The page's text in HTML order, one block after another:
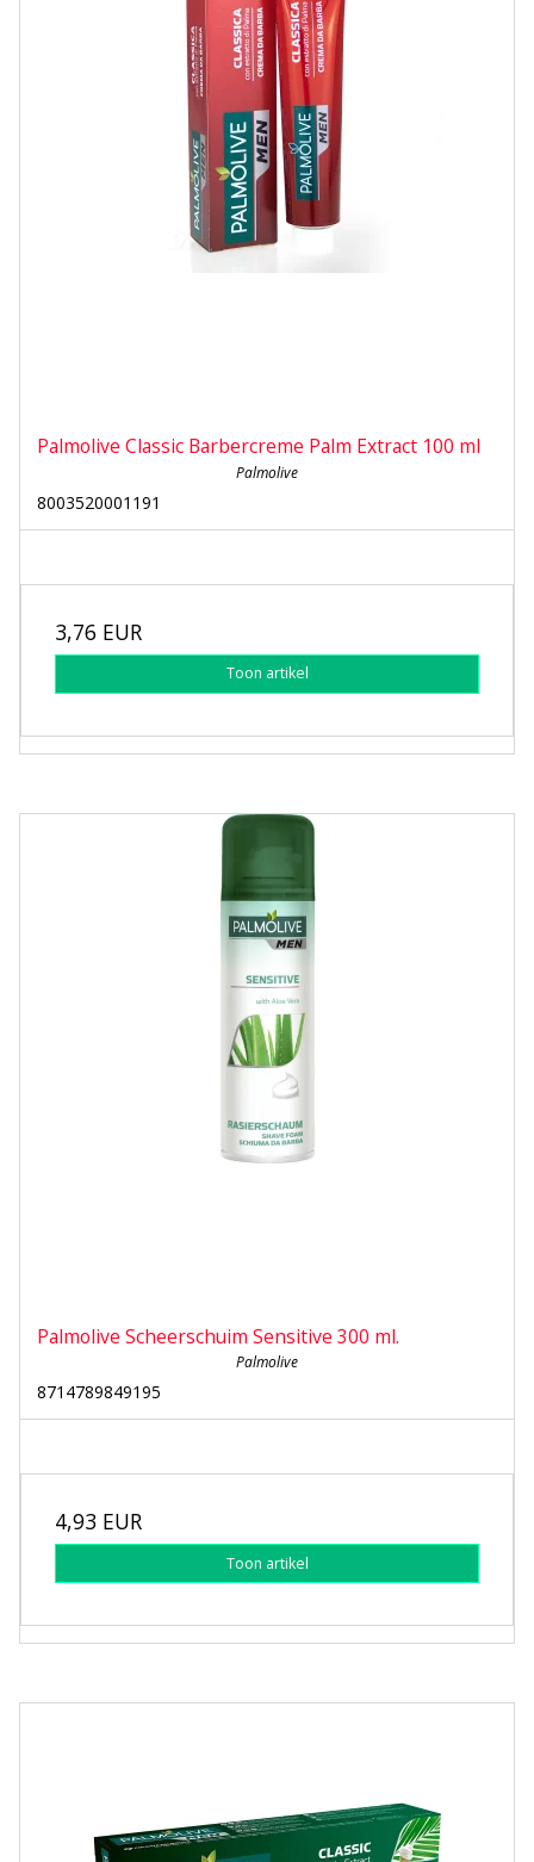
Palmolive Classic Barbercreme Palm Extract 100 ml
Palmolive
8003520001191
3,76 EUR
Toon artikel
Palmolive Scheerschuim Sensitive 300 ml.
Palmolive
8714789849195
4,93 EUR
Toon artikel